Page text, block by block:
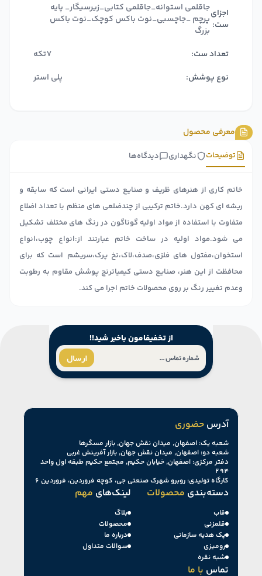
اجزای
ست:
جاقلمی استوانه_جاقلمی کتابی_زیرسیگار_ پایه
پرچم _جاچسبی_نوت باکس کوچک_نوت باکس
بزرگ
تعداد ست:
7تکه
نوع پوشش:
پلی استر
معرفی محصول
دیدگاه‌ها نگهداری توضیحات
خاتم کاری از هنرهای ظریف و صنایع دستی ایرانی است که سابقه و
ریشه ای کهن دارد.خاتم ترکیبی از چندضلعی های منظم با تعداد اضلاع
متفاوت با استفاده از مواد اولیه گوناگون در رنگ های مختلف تشکیل
می شود.مواد اولیه در ساخت خاتم عبارتند از:انواع چوب،انواع
استخوان،مفتول های فلزی،صدف،لاک،نخ پرک،سریشم است که برای
محافظت از این هنر، صنایع دستی کیمیاترنج پوشش مقاوم به رطوبت
وعدم تغییر رنگ بر روی محصولات خاتم اجرا می کند.
ارسال
از تخفیفامون باخبر شید!!
آدرس حضوری
شعبه یک: اصفهان, میدان نقش جهان, بازار مسگرها
شعبه دو: اصفهان, میدان نقش جهان, بازار آفرینش غربی
دفتر مرکزی: اصفهان, خیابان حکیم, مجتمع حکیم طبقه اول واحد
۲۹۴
کارگاه تولیدی: روبرو شهرک صنعتی جی، کوچه فروردین، فروردین ۶
لینک‌های مهم
بلاگ
محصولات
درباره ما
سوالات متداول
دسته‌بندی محصولات
قاب
قلمزنی
پک هدیه سازمانی
رومیزی
شبه نقره
تماس با ما